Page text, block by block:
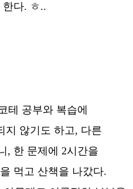
다. ㅎ..
테 공부와 복습에
지 않기도 하고, 다른
, 한 문제에 2시간을
먹고 산책을 나갔다.